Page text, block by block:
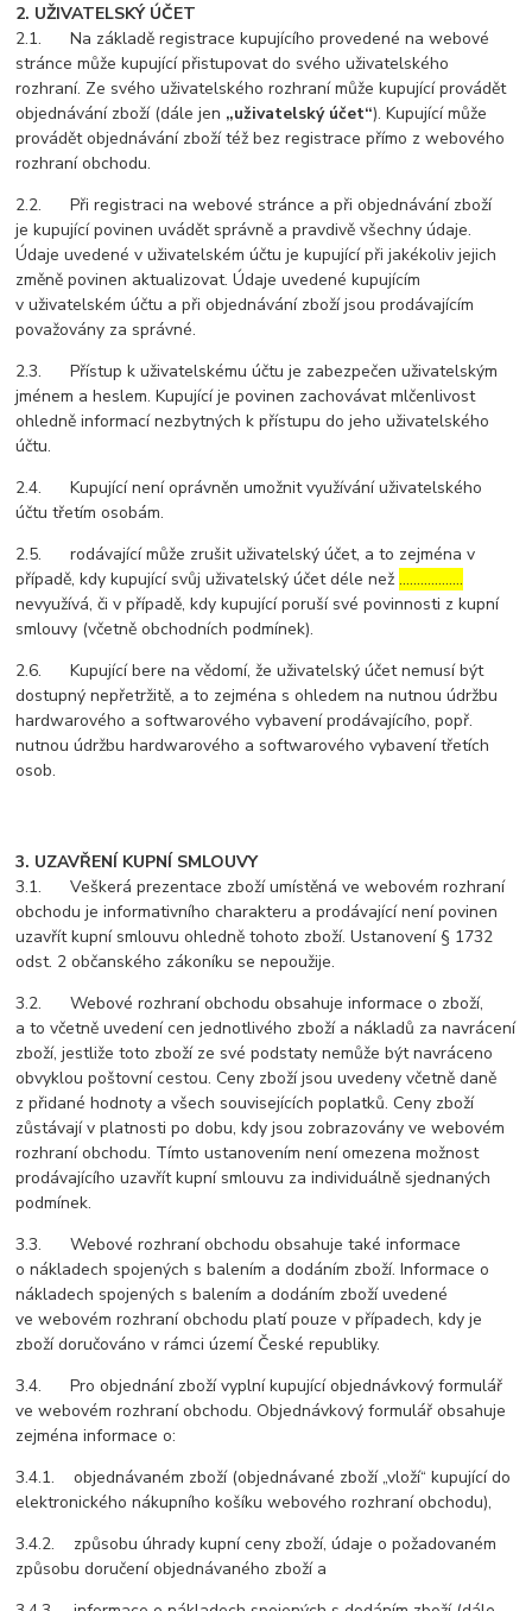
2. UŽIVATELSKÝ ÚČET
2.1. Na základě registrace kupujícího provedené na webové
stránce může kupující přistupovat do svého uživatelského
rozhraní. Ze svého uživatelského rozhraní může kupující provádět
objednávání zboží (dále jen „uživatelský účet“). Kupující může
provádět objednávání zboží též bez registrace přímo z webového
rozhraní obchodu.
2.2. Při registraci na webové stránce a při objednávání zboží
je kupující povinen uvádět správně a pravdivě všechny údaje.
Údaje uvedené v uživatelském účtu je kupující při jakékoliv jejich
změně povinen aktualizovat. Údaje uvedené kupujícím
v uživatelském účtu a při objednávání zboží jsou prodávajícím
považovány za správné.
2.3. Přístup k uživatelskému účtu je zabezpečen uživatelským
jménem a heslem. Kupující je povinen zachovávat mlčenlivost
ohledně informací nezbytných k přístupu do jeho uživatelského
účtu.
2.4. Kupující není oprávněn umožnit využívání uživatelského
účtu třetím osobám.
2.5. rodávající může zrušit uživatelský účet, a to zejména v
případě, kdy kupující svůj uživatelský účet déle než………………
nevyužívá, či v případě, kdy kupující poruší své povinnosti z kupní
smlouvy (včetně obchodních podmínek).
2.6. Kupující bere na vědomí, že uživatelský účet nemusí být
dostupný nepřetržitě, a to zejména s ohledem na nutnou údržbu
hardwarového a softwarového vybavení prodávajícího, popř.
nutnou údržbu hardwarového a softwarového vybavení třetích
osob.
3. UZAVŘENÍ KUPNÍ SMLOUVY
3.1. Veškerá prezentace zboží umístěná ve webovém rozhraní
obchodu je informativního charakteru a prodávající není povinen
uzavřít kupní smlouvu ohledně tohoto zboží. Ustanovení § 1732
odst. 2 občanského zákoníku se nepoužije.
3.2. Webové rozhraní obchodu obsahuje informace o zboží,
a to včetně uvedení cen jednotlivého zboží a nákladů za navrácení
zboží, jestliže toto zboží ze své podstaty nemůže být navráceno
obvyklou poštovní cestou. Ceny zboží jsou uvedeny včetně daně
z přidané hodnoty a všech souvisejících poplatků. Ceny zboží
zůstávají v platnosti po dobu, kdy jsou zobrazovány ve webovém
rozhraní obchodu. Tímto ustanovením není omezena možnost
prodávajícího uzavřít kupní smlouvu za individuálně sjednaných
podmínek.
3.3. Webové rozhraní obchodu obsahuje také informace
o nákladech spojených s balením a dodáním zboží. Informace o
nákladech spojených s balením a dodáním zboží uvedené
ve webovém rozhraní obchodu platí pouze v případech, kdy je
zboží doručováno v rámci území České republiky.
3.4. Pro objednání zboží vyplní kupující objednávkový formulář
ve webovém rozhraní obchodu. Objednávkový formulář obsahuje
zejména informace o:
3.4.1. objednávaném zboží (objednávané zboží „vloží“ kupující do
elektronického nákupního košíku webového rozhraní obchodu),
3.4.2. způsobu úhrady kupní ceny zboží, údaje o požadovaném
způsobu doručení objednávaného zboží a